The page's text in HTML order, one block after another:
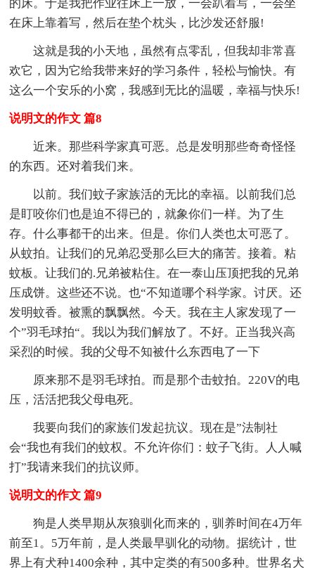
的床。于是我把作业往床上一放，一会趴着写，一会坐
在床上靠着写，然后在垫个枕头，比沙发还舒服!
这就是我的小天地，虽然有点零乱，但我却非常喜
欢它，因为它给我带来好的学习条件，轻松与愉快。有
这么一个安乐的小窝，我感到无比的温暖，幸福与快乐!
说明文的作文 篇8
近来。那些科学家真可恶。总是发明那些奇奇怪怪
的东西。还对着我们来。
以前。我们蚊子家族活的无比的幸福。以前我们总
是盯咬你们也是迫不得已的，就象你们一样。为了生
存。什么事都干的出来。但是。你们人类也太可恶了。
从蚊拍。让我们的兄弟忍受那么巨大的痛苦。接着。粘
蚊板。让我们的.兄弟被粘住。在一泰山压顶把我的兄弟
压成饼。这些还不说。也“不知道哪个科学家。讨厌。还
发明蚊香。被熏的飘飘然。今天。我在主人家发现了一
个”羽毛球拍“。我以为我们解放了。不好。正当我兴高
采烈的时候。我的父母不知被什么东西电了一下
原来那不是羽毛球拍。而是那个击蚊拍。220V的电
压，活活把我父母电死。
我要向我们的家族们发起抗议。现在是”法制社
会“我也有我们的蚊权。不允许你们：蚊子飞街。人人喊
打”我请来我们的抗议师。
说明文的作文 篇9
狗是人类早期从灰狼驯化而来的，驯养时间在4万年
前至1。5万年前，是人类最早驯化的动物。据统计，世
界上有犬种1400余种，其中定类的有500多种。世界名犬